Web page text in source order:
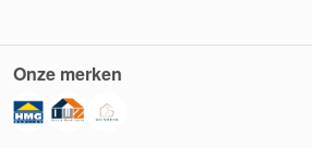
Onze merken